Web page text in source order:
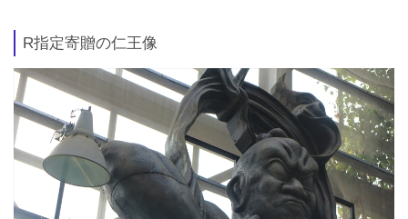
R指定寄贈の仁王像